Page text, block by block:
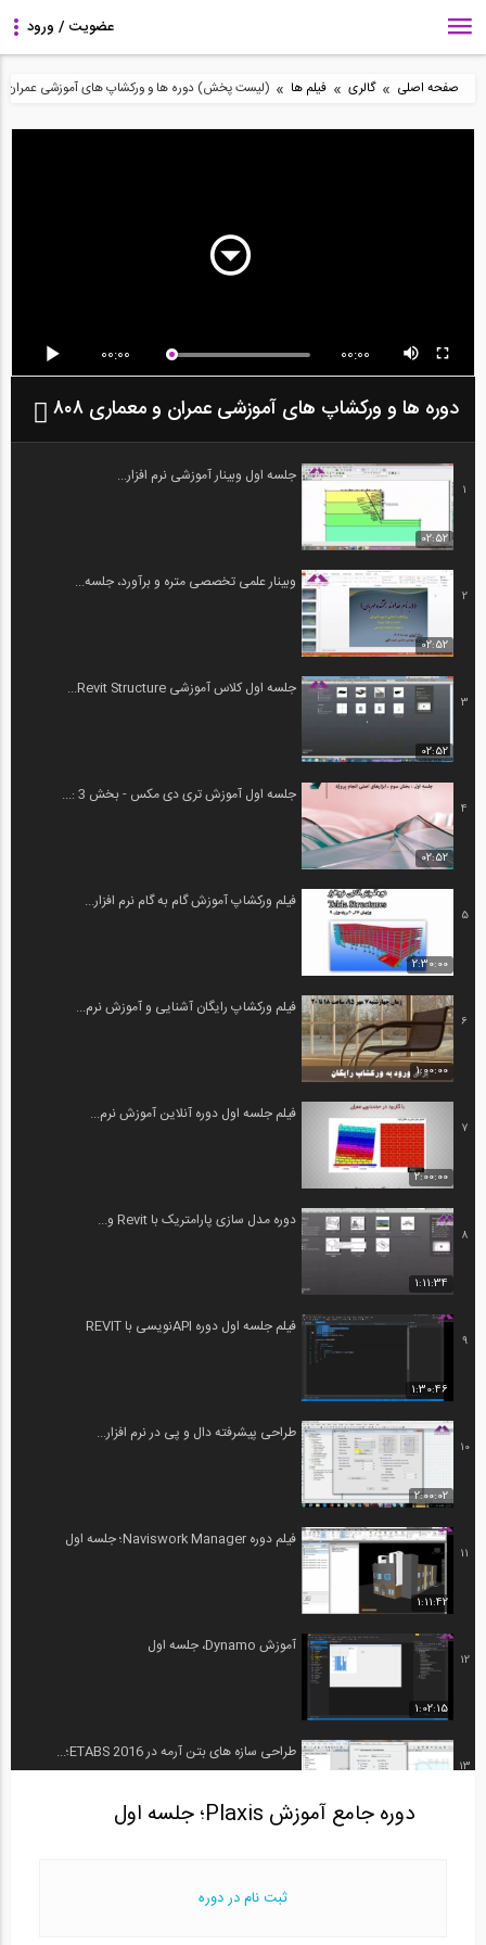
صفحه اصلی » گالری » فیلم ها » (لیست پخش) دوره ها و ورکشاپ های آموزشی عمران و
00:00 00:00
دوره ها و ورکشاپ های آموزشی عمران و معماری ۸۰۸
1
02:52
جلسه اول وبینار آموزشی نرم افزار...
2
02:52
وبینار علمی تخصصی متره و برآورد، جلسه...
3
02:52
جلسه اول کلاس آموزشی Revit Structure...
4
02:52
جلسه اول آموزش تری دی مکس - بخش 3 :...
5
2:30:00
فیلم ورکشاپ آموزش گام به گام نرم افزار...
6
1:00:00
فیلم ورکشاپ رایگان آشنایی و آموزش نرم...
7
2:00:00
فیلم جلسه اول دوره آنلاین آموزش نرم...
8
1:11:34
دوره مدل سازی پارامتریک با Revit و...
9
1:30:46
فیلم جلسه اول دوره APIنویسی با REVIT
10
2:00:02
طراحی پیشرفته دال و پی در نرم افزار...
11
1:11:42
فیلم دوره Naviswork Manager؛ جلسه اول
12
1:02:15
آموزش Dynamo، جلسه اول
13
2:06:25
طراحی سازه های بتن آرمه در ETABS 2016؛...
دوره جامع آموزش Plaxis؛ جلسه اول
ثبت نام در دوره